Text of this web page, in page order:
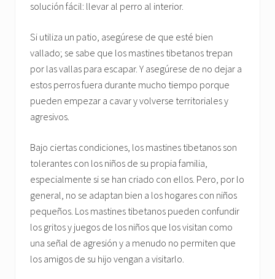
solución fácil: llevar al perro al interior.
Si utiliza un patio, asegúrese de que esté bien
vallado; se sabe que los mastines tibetanos trepan
por las vallas para escapar. Y asegúrese de no dejar a
estos perros fuera durante mucho tiempo porque
pueden empezar a cavar y volverse territoriales y
agresivos.
Bajo ciertas condiciones, los mastines tibetanos son
tolerantes con los niños de su propia familia,
especialmente si se han criado con ellos. Pero, por lo
general, no se adaptan bien a los hogares con niños
pequeños. Los mastines tibetanos pueden confundir
los gritos y juegos de los niños que los visitan como
una señal de agresión y a menudo no permiten que
los amigos de su hijo vengan a visitarlo.